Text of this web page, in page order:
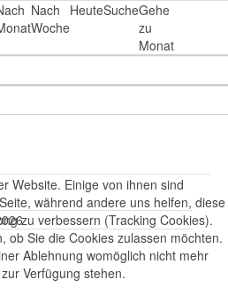
Nach
Woche
HeuteSucheGehe
zu
Monat
Website. Einige von ihnen sind
während andere uns helfen, diese
zu verbessern (Tracking Cookies).
ob Sie die Cookies zulassen möchten.
Ablehnung womöglich nicht mehr
Verfügung stehen.